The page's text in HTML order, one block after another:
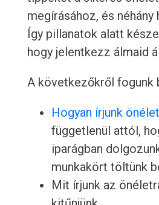
megírásához, és
Így pillanatok alatt
hogy jelentkezz álmaid
A következőkről fogunk
Hogyan írjunk
függetlenül attól,
iparágban
munkakört töltünk
Mit írjunk az